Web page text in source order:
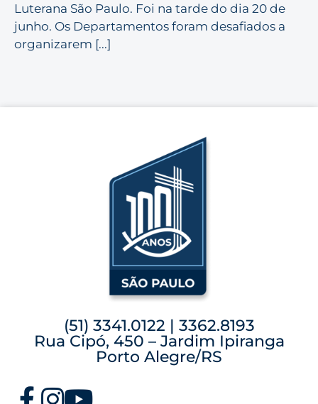
Luterana São Paulo. Foi na tarde do dia 20 de
junho. Os Departamentos foram desafiados a
organizarem [...]
(51) 3341.0122 | 3362.8193
Rua Cipó, 450 – Jardim Ipiranga
Porto Alegre/RS